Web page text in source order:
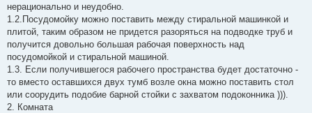
нерационально и неудобно.
1.2.Посудомойку можно поставить между стиральной машинкой и
плитой, таким образом не придется разоряться на подводке труб и
получится довольно большая рабочая поверхность над
посудомойкой и стиральной машиной.
1.3. Если получившегося рабочего пространства будет достаточно -
то вместо оставшихся двух тумб возле окна можно поставить стол
или соорудить подобие барной стойки с захватом подоконника ))).
2. Комната